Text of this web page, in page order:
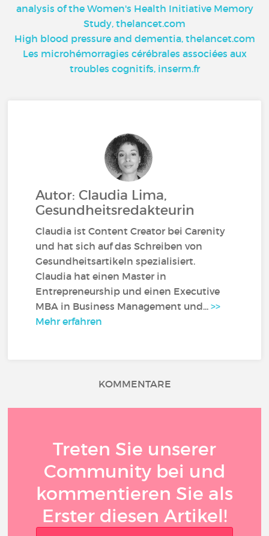
analysis of the Women's Health Initiative Memory
Study, thelancet.com
High blood pressure and dementia, thelancet.com
Les microhémorragies cérébrales associées aux
troubles cognitifs, inserm.fr
Autor: Claudia Lima,
Gesundheitsredakteurin
Claudia ist Content Creator bei Carenity
und hat sich auf das Schreiben von
Gesundheitsartikeln spezialisiert.
Claudia hat einen Master in
Entrepreneurship und einen Executive
MBA in Business Management und...>>
Mehr erfahren
KOMMENTARE
Treten Sie unserer
Community bei und
kommentieren Sie als
Erster diesen Artikel!